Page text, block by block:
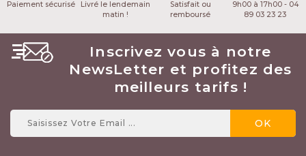
Paiement sécurisé
Livré le lendemain
matin !
Satisfait ou
remboursé
9h00 à 17h00 - 04
89 03 23 23
Inscrivez vous à notre
NewsLetter et profitez des
meilleurs tarifs !